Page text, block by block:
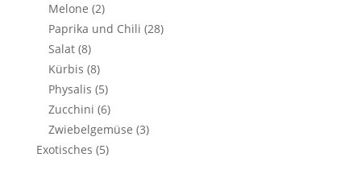
Melone (2)
Paprika und Chili (28)
Salat (8)
Kürbis (8)
Physalis (5)
Zucchini (6)
Zwiebelgemüse (3)
Exotisches (5)